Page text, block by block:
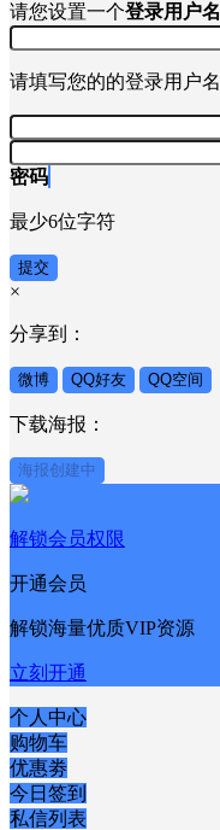
请您设置一个登录用户名
请填写您的的登录用户名
密码
最少6位字符
提交
×
分享到：
微博 QQ好友 QQ空间
下载海报：
海报创建中
解锁会员权限
开通会员
解锁海量优质VIP资源
立刻开通
个人中心
购物车
优惠劵
今日签到
私信列表